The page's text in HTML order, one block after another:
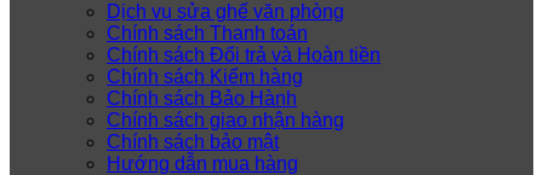
Dịch vụ sửa ghế văn phòng
Chính sách Thanh toán
Chính sách Đổi trả và Hoàn tiền
Chính sách Kiểm hàng
Chính sách Bảo Hành
Chính sách giao nhận hàng
Chính sách bảo mật
Hướng dẫn mua hàng